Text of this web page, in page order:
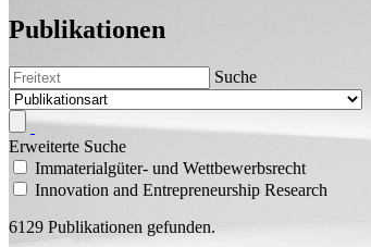
Publikationen
Suche
Erweiterte Suche
Immaterialgüter- und Wettbewerbsrecht
Innovation and Entrepreneurship Research
6129 Publikationen gefunden.